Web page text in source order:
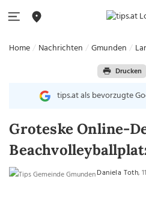
Home Nachrichten Gmunden
Drucken
tips.at als bevorzugte
Groteske Online-
Daniela Toth,